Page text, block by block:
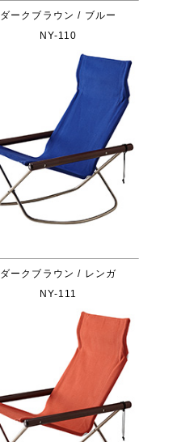
ダークブラウン / ブルー
NY-110
ダークブラウン / レンガ
NY-111